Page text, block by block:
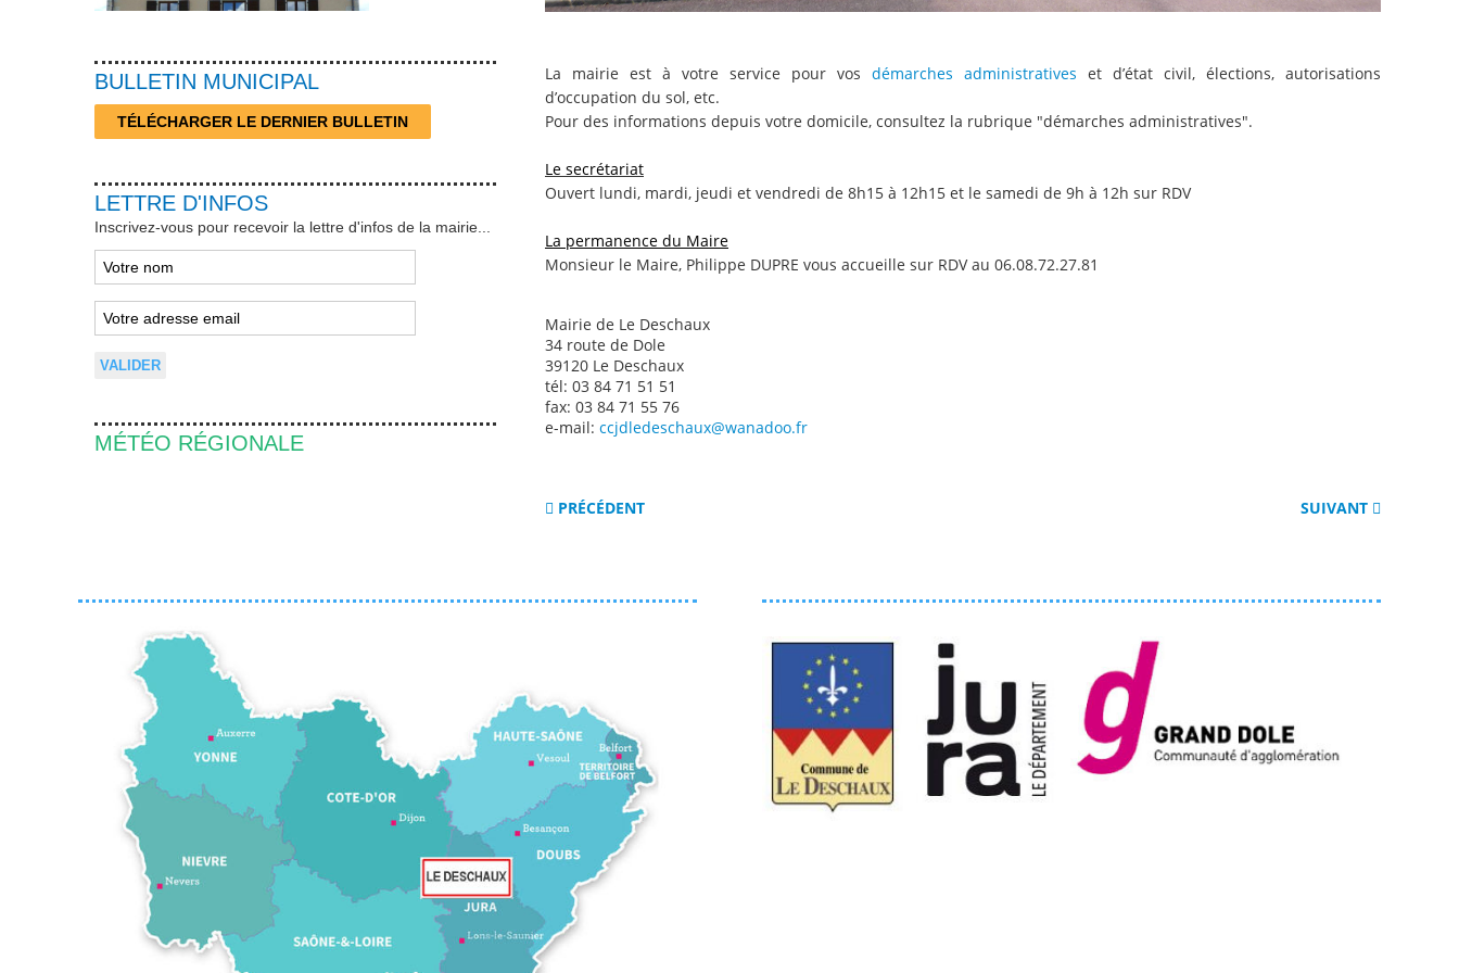
BULLETIN MUNICIPAL
TÉLÉCHARGER LE DERNIER BULLETIN
LETTRE D'INFOS
Inscrivez-vous pour recevoir la lettre d'infos de la mairie...
MÉTÉO RÉGIONALE
La mairie est à votre service pour vos démarches administratives et d’état civil, élections, autorisations
d’occupation du sol, etc.
Pour des informations depuis votre domicile, consultez la rubrique "démarches administratives".
Le secrétariat
Ouvert lundi, mardi, jeudi et vendredi de 8h15 à 12h15 et le samedi de 9h à 12h sur RDV
La permanence du Maire
Monsieur le Maire, Philippe DUPRE vous accueille sur RDV au 06.08.72.27.81
Mairie de Le Deschaux
34 route de Dole
39120 Le Deschaux
tél: 03 84 71 51 51
fax: 03 84 71 55 76
e-mail: ccjdledeschaux@wanadoo.fr
PRÉCÉDENT SUIVANT